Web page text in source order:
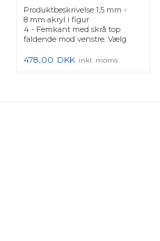
Produktbeskrivelse 1,5 mm -
8 mm akryl i figur
4 - Femkant med skrå top
faldende mod venstre. Vælg
478,00 DKK inkl. moms